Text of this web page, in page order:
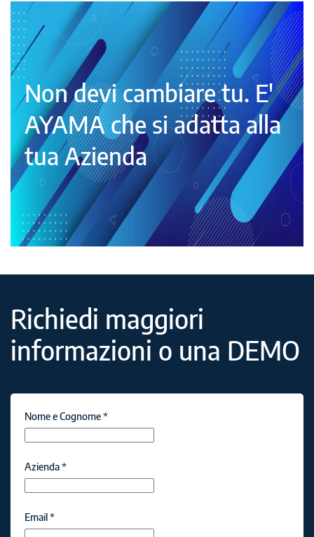
Non devi cambiare tu. E'
AYAMA che si adatta alla
tua Azienda
Richiedi maggiori
informazioni o una DEMO
Nome e Cognome*
Azienda*
Email*